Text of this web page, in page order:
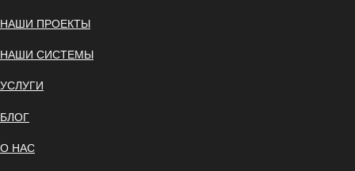
НАШИ ПРОЕКТЫ
НАШИ СИСТЕМЫ
УСЛУГИ
БЛОГ
О НАС